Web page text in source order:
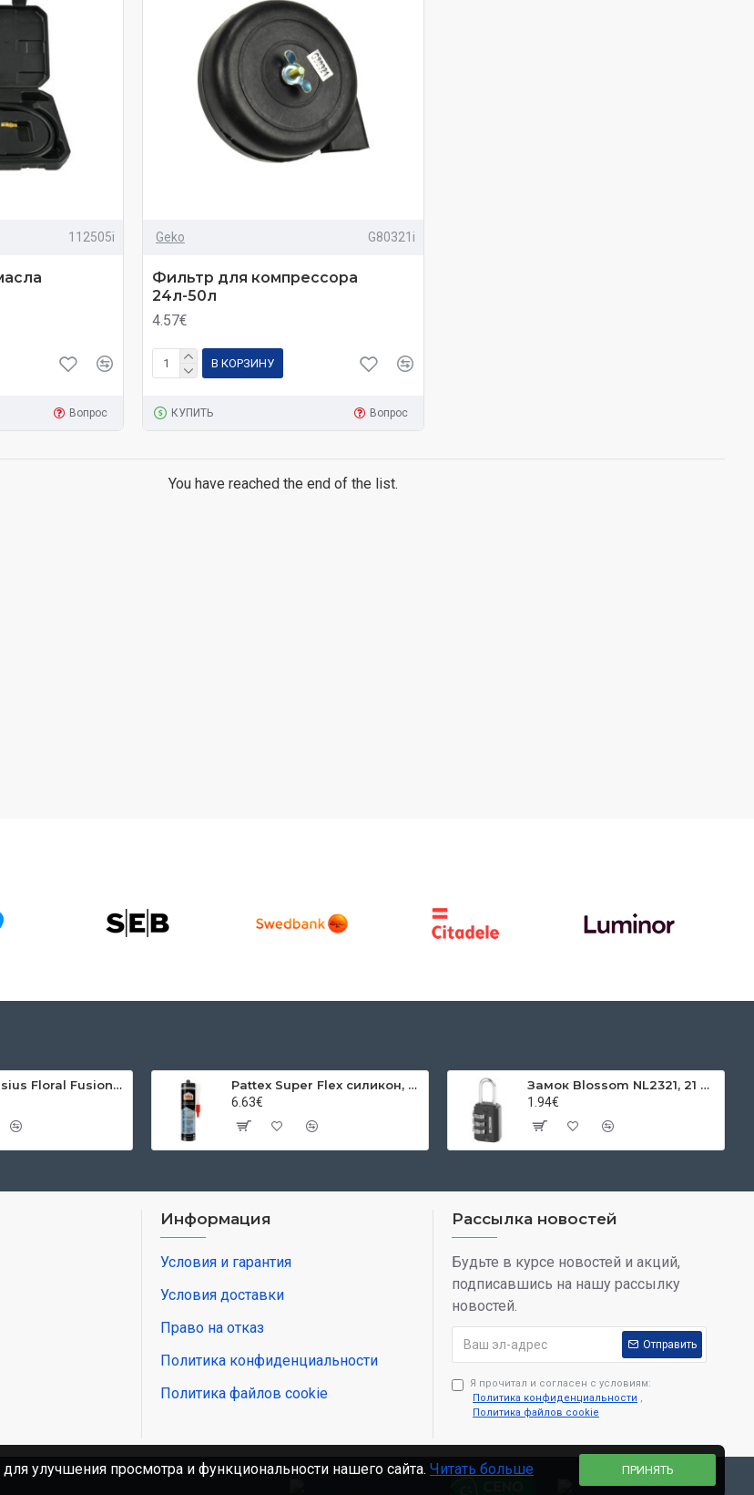
112505i
Вопрос
Geko G80321i
Фильтр для компрессора
24л-50л
4.57€
В КОРЗИНУ
КУПИТЬ Вопрос
You have reached the end of the list.
Свеча Bolsius Floral Fusion Sunflower and Citrus, ароматизированная, 80/72 мм, в стекле
Pattex Super Flex силикон, санитарный, прозрачный, 280 мл
6.63€
Замок Blossom NL2321, 21 мм, Zn, 3-цифровой код, подвесной
1.94€
Информация
Условия и гарантия
Условия доставки
Право на отказ
Политика конфиденциальности
Политика файлов cookie
Рассылка новостей
Будьте в курсе новостей и акций,
подписавшись на нашу рассылку
новостей.
Отправить
Я прочитал и согласен с условиям:
Политика конфиденциальности ,
Политика файлов cookie
ПРИНЯТЬ
улучшения просмотра и функциональности нашего сайта. Читать больше